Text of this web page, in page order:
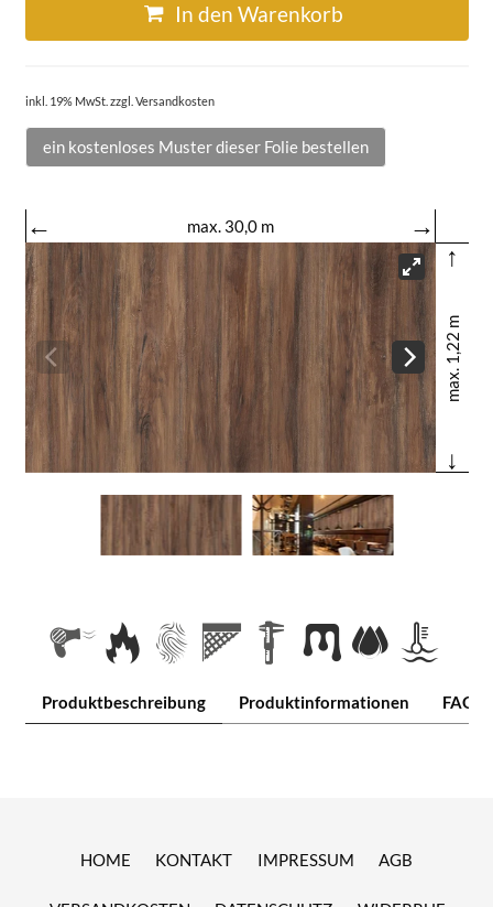
In den Warenkorb
inkl. 19% MwSt. zzgl. Versandkosten
ein kostenloses Muster dieser Folie bestellen
← max. 30,0 m
→
↑
max. 1,22 m
↓
Produktbeschreibung Produktinformationen FAQ
HOME KONTAKT IMPRESSUM AGB